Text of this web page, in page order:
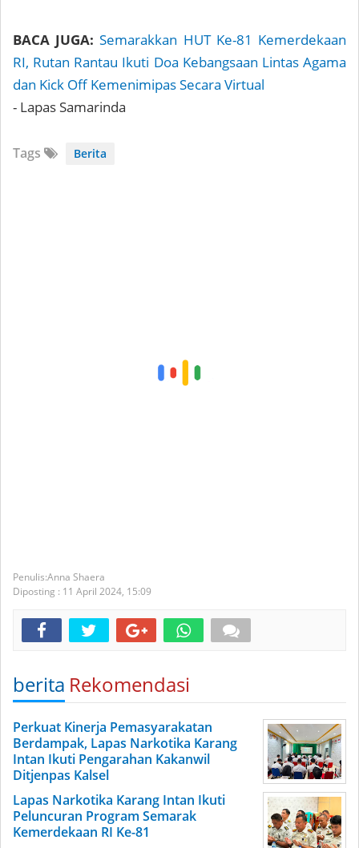
BACA JUGA: Semarakkan HUT Ke-81 Kemerdekaan
RI, Rutan Rantau Ikuti Doa Kebangsaan Lintas Agama
dan Kick Off Kemenimipas Secara Virtual
- Lapas Samarinda
Tags Berita
Anna Shaera
Diposting : 11 April 2024, 15:09
berita Rekomendasi
Perkuat Kinerja Pemasyarakatan
Berdampak, Lapas Narkotika Karang
Intan Ikuti Pengarahan Kakanwil
Ditjenpas Kalsel
Lapas Narkotika Karang Intan Ikuti
Peluncuran Program Semarak
Kemerdekaan RI Ke-81